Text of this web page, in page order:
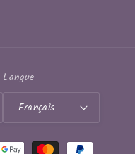
Langue
Français